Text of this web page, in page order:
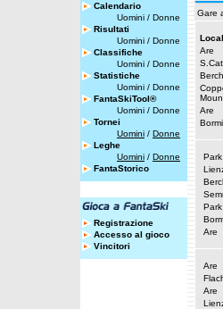
Calendario
Uomini / Donne
Risultati
Uomini / Donne
Classifiche
Uomini / Donne
Statistiche
Uomini / Donne
FantaSkiTool®
Uomini / Donne
Tornei
Uomini / Donne
Leghe
Uomini / Donne
FantaStorico
Registrazione
Accesso al gioco
Vincitori
Gare
Are
Are
Are
Are
Are